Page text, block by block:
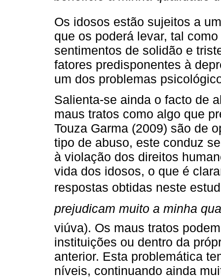
Os idosos estão sujeitos a
que os poderá levar, tal
sentimentos de solidão e
fatores predisponentes à
um dos problemas
Salienta-se ainda o facto de
maus tratos como algo que
Touza Garma (2009) são de
tipo de abuso, este conduz
à violação dos direitos
vida dos idosos, o que é
respostas obtidas neste
prejudicam muito a minha
viúva). Os maus tratos
instituições ou dentro da
anterior. Esta problemática
níveis, continuando ainda